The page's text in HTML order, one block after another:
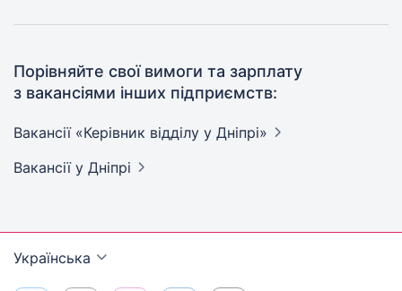
Порівняйте свої вимоги та зарплату
з вакансіями інших підприємств:
Вакансії «Керівник відділу у Дніпрі»
Вакансії у Дніпрі
Українська